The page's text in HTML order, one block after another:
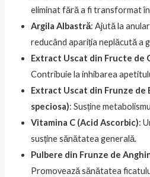
eliminat fără a fi transformat
Argila Albastră: Ajută la
reducând apariția neplăcută a
Extract Uscat din Fructe de
Contribuie la inhibarea
Extract Uscat din Frunze de
speciosa): Susține
Vitamina C (Acid Ascorbic):
susține sănătatea generală.
Pulbere din Frunze de
Promovează sănătatea